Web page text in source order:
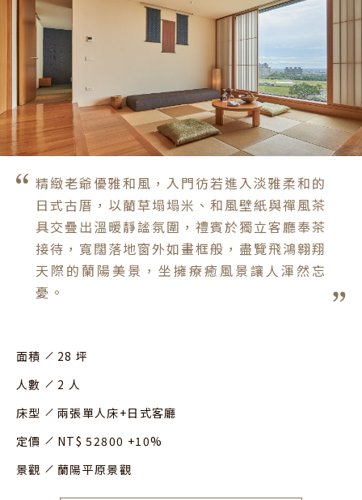
精緻老爺優雅和風，入門彷若進入淡雅柔和的
日式古厝，以藺草塌塌米、和風壁紙與禪風茶
具交疊出溫暖靜謐氛圍，禮賓於獨立客廳奉茶
接待，寬闊落地窗外如畫框般，盡覽飛鴻翱翔
天際的蘭陽美景，坐擁療癒風景讓人渾然忘
憂。
面積
28 坪
人數
2 人
床型
兩張單人床+日式客廳
定價
NT$ 52800 +10%
景觀
蘭陽平原景觀